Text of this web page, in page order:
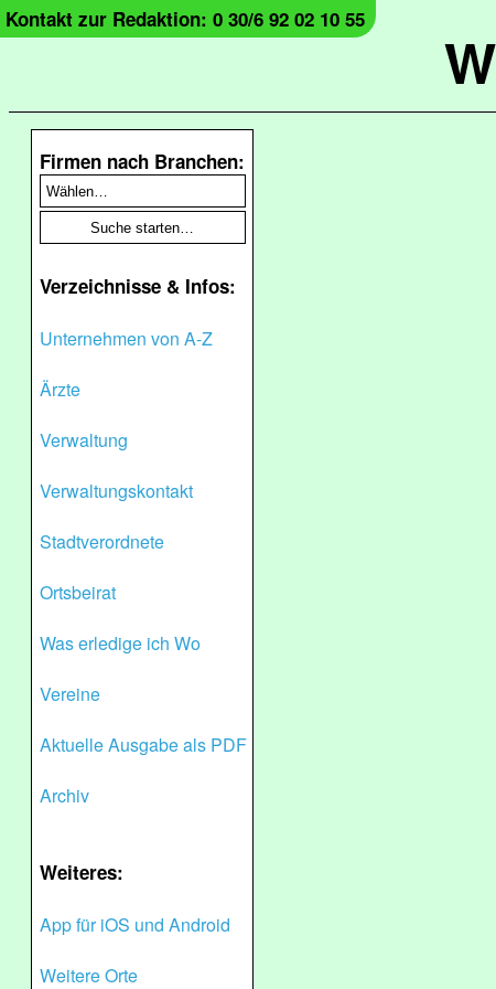
Kontakt zur Redaktion: 0 30/6 92 02 10 55
Firmen nach Branchen:
Verzeichnisse & Infos:
Unternehmen von A-Z
Ärzte
Verwaltung
Verwaltungskontakt
Stadtverordnete
Ortsbeirat
Was erledige ich Wo
Vereine
Aktuelle Ausgabe als PDF
Archiv
Weiteres:
App für iOS und Android
Weitere Orte